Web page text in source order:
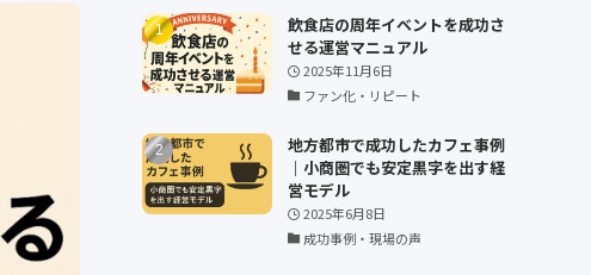
飲食店の周年イベントを成功さ
せる運営マニュアル
2025年11月6日
ファン化・リピート
地方都市で成功したカフェ事例
｜小商圏でも安定黒字を出す経
営モデル
2025年6月8日
成功事例・現場の声